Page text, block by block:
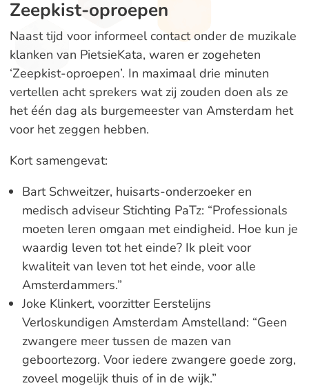
Zeepkist-oproepen
Naast tijd voor informeel contact onder de muzikale
klanken van PietsieKata, waren er zogeheten
‘Zeepkist-oproepen’. In maximaal drie minuten
vertellen acht sprekers wat zij zouden doen als ze
het één dag als burgemeester van Amsterdam het
voor het zeggen hebben.
Kort samengevat:
Bart Schweitzer, huisarts-onderzoeker en
medisch adviseur Stichting PaTz: “Professionals
moeten leren omgaan met eindigheid. Hoe kun je
waardig leven tot het einde? Ik pleit voor
kwaliteit van leven tot het einde, voor alle
Amsterdammers.”
Joke Klinkert, voorzitter Eerstelijns
Verloskundigen Amsterdam Amstelland: “Geen
zwangere meer tussen de mazen van
geboortezorg. Voor iedere zwangere goede zorg,
zoveel mogelijk thuis of in de wijk.”